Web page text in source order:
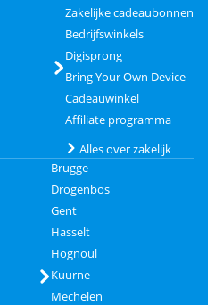
Zakelijke cadeaubonnen
Bedrijfswinkels
Digisprong
Bring Your Own Device
Cadeauwinkel
Affiliate programma
Alles over zakelijk
Brugge
Drogenbos
Gent
Hasselt
Hognoul
Kuurne
Mechelen